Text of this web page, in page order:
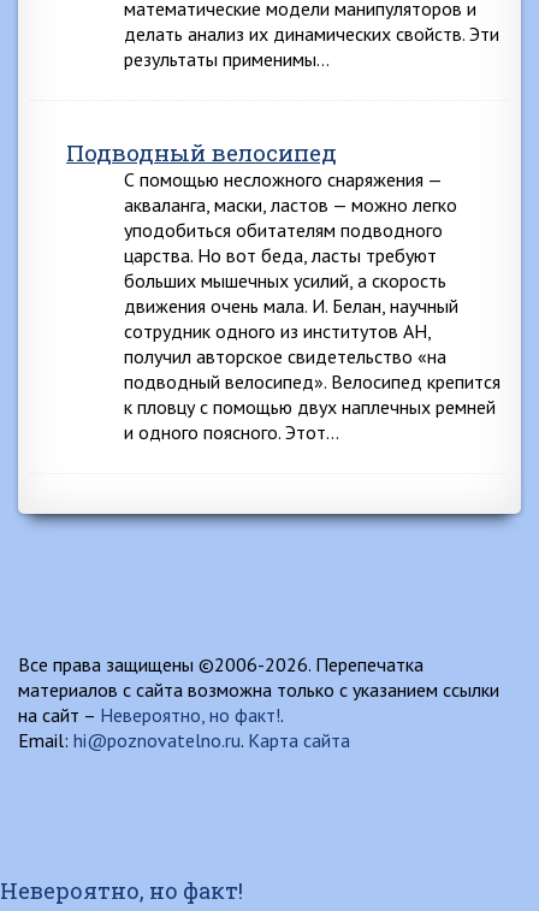
математические модели манипуляторов и
делать анализ их динамических свойств. Эти
результаты применимы…
Подводный велосипед
С помощью несложного снаряжения —
акваланга, маски, ластов — можно легко
уподобиться обитателям подводного
царства. Но вот беда, ласты требуют
больших мышечных усилий, а скорость
движения очень мала. И. Белан, научный
сотрудник одного из институтов АН,
получил авторское свидетельство «на
подводный велосипед». Велосипед крепится
к пловцу с помощью двух наплечных ремней
и одного поясного. Этот…
Все права защищены ©2006-2026. Перепечатка
материалов с сайта возможна только с указанием ссылки
на сайт – Невероятно, но факт!.
Email: hi@poznovatelno.ru. Карта сайта
Невероятно, но факт!